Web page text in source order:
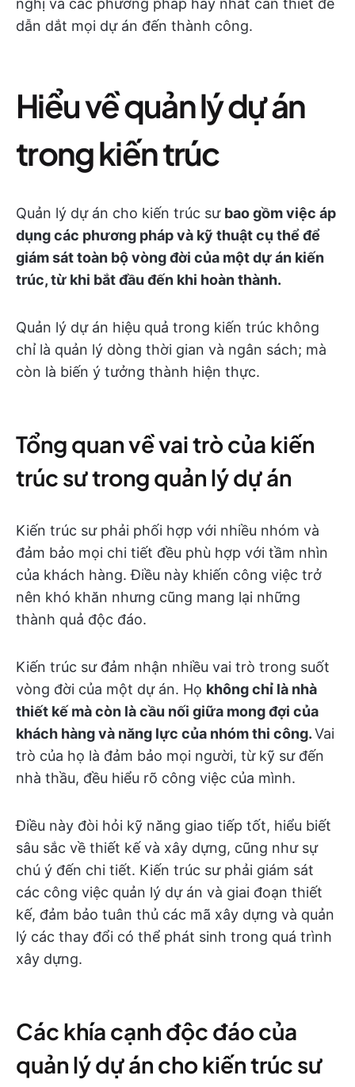
nghị và các phương pháp hay nhất cần thiết để
dẫn dắt mọi dự án đến thành công.
Hiểu về quản lý dự án
trong kiến trúc
Quản lý dự án cho kiến trúc sư bao gồm việc áp
dụng các phương pháp và kỹ thuật cụ thể để
giám sát toàn bộ vòng đời của một dự án kiến
trúc, từ khi bắt đầu đến khi hoàn thành.
Quản lý dự án hiệu quả trong kiến trúc không
chỉ là quản lý dòng thời gian và ngân sách; mà
còn là biến ý tưởng thành hiện thực.
Tổng quan về vai trò của kiến
trúc sư trong quản lý dự án
Kiến trúc sư phải phối hợp với nhiều nhóm và
đảm bảo mọi chi tiết đều phù hợp với tầm nhìn
của khách hàng. Điều này khiến công việc trở
nên khó khăn nhưng cũng mang lại những
thành quả độc đáo.
Kiến trúc sư đảm nhận nhiều vai trò trong suốt
vòng đời của một dự án. Họ không chỉ là nhà
thiết kế mà còn là cầu nối giữa mong đợi của
khách hàng và năng lực của nhóm thi công.Vai
trò của họ là đảm bảo mọi người, từ kỹ sư đến
nhà thầu, đều hiểu rõ công việc của mình.
Điều này đòi hỏi kỹ năng giao tiếp tốt, hiểu biết
sâu sắc về thiết kế và xây dựng, cũng như sự
chú ý đến chi tiết. Kiến trúc sư phải giám sát
các công việc quản lý dự án và giai đoạn thiết
kế, đảm bảo tuân thủ các mã xây dựng và quản
lý các thay đổi có thể phát sinh trong quá trình
xây dựng.
Các khía cạnh độc đáo của
quản lý dự án cho kiến trúc sư